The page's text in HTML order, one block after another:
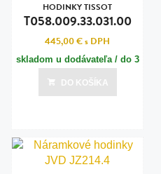
HODINKY TISSOT
T058.009.33.031.00
445,00 €s DPH
skladom u dodávateľa / do 3
dní
Posledná aktualizácia dnes o 14:00
DO KOŠÍKA